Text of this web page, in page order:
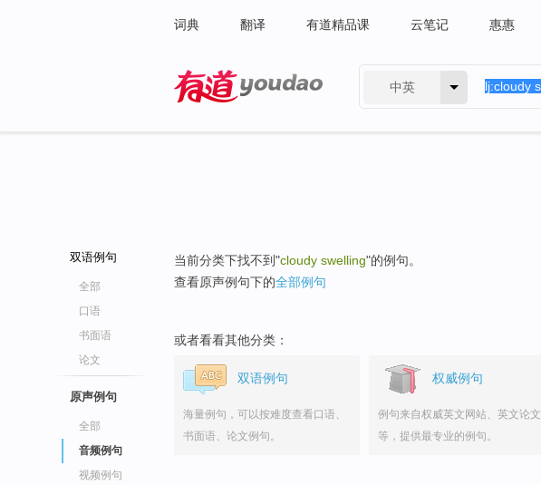
词典 翻译 有道精品课 云笔记 惠惠
中英
双语例句
全部
口语
书面语
论文
原声例句
全部
音频例句
视频例句
当前分类下找不到"cloudy swelling"的例句。
查看原声例句下的全部例句
或者看看其他分类：
双语例句
海量例句，可以按难度查看口语、
书面语、论文例句。
权威例句
例句来自权威英文网站、英文论文
等，提供最专业的例句。